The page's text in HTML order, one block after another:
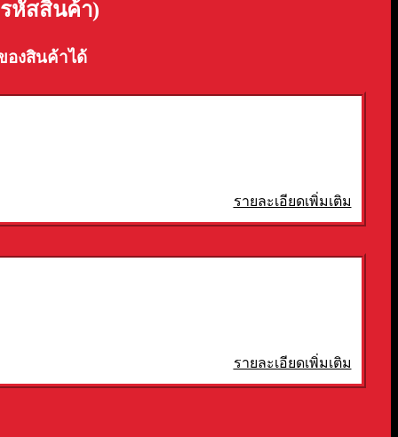
หัสสินค้า)
องสินค้าได้
รายละเอียดเพิ่มเติม
รายละเอียดเพิ่มเติม